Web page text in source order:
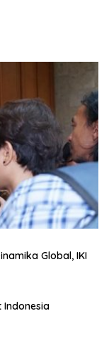
Global, IKI
Indonesia